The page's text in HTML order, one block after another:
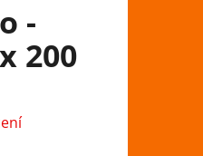
-
200